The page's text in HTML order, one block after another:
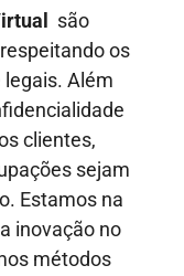
são
os
Além
clientes,
sejam
Estamos na
inovação no
métodos